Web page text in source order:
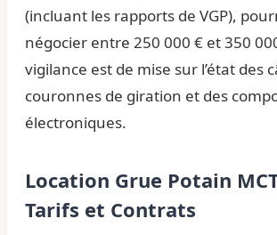
(incluant les rapports de VGP),
négocier entre 250 000 € et 350
vigilance est de mise sur l’état des
couronnes de giration et des
électroniques.
Location Grue Potain
Tarifs et Contrats